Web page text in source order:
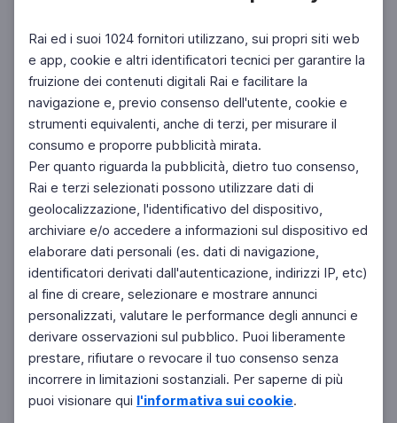
Rai ed i suoi 1024 fornitori utilizzano, sui propri siti web
e app, cookie e altri identificatori tecnici per garantire la
fruizione dei contenuti digitali Rai e facilitare la
navigazione e, previo consenso dell'utente, cookie e
strumenti equivalenti, anche di terzi, per misurare il
consumo e proporre pubblicità mirata.
Per quanto riguarda la pubblicità, dietro tuo consenso,
Rai e terzi selezionati possono utilizzare dati di
geolocalizzazione, l'identificativo del dispositivo,
archiviare e/o accedere a informazioni sul dispositivo ed
elaborare dati personali (es. dati di navigazione,
identificatori derivati dall'autenticazione, indirizzi IP, etc)
al fine di creare, selezionare e mostrare annunci
personalizzati, valutare le performance degli annunci e
derivare osservazioni sul pubblico. Puoi liberamente
prestare, rifiutare o revocare il tuo consenso senza
incorrere in limitazioni sostanziali. Per saperne di più
puoi visionare qui l'informativa sui cookie.